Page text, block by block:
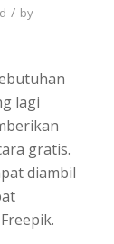
/ by
lagi
gratis.
diambil